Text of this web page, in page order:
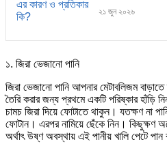
২১ জুন ২০২৬
১. জিরা ভেজানো পানি
জিরা ভেজানো পানি আপনার মেটাবলিজম
তৈরি করার জন্য প্রথমে একটি পরিষ্কার হাঁড়ি
চামচ জিরা দিয়ে ফোটাতে থাকুন। যতক্ষণ না
ফোটান। এরপর নামিয়ে ছেঁকে নিন। কিছুক্ষণ
অর্থাৎ উষ্ণ অবস্থায় এই পানীয় খালি পেটে